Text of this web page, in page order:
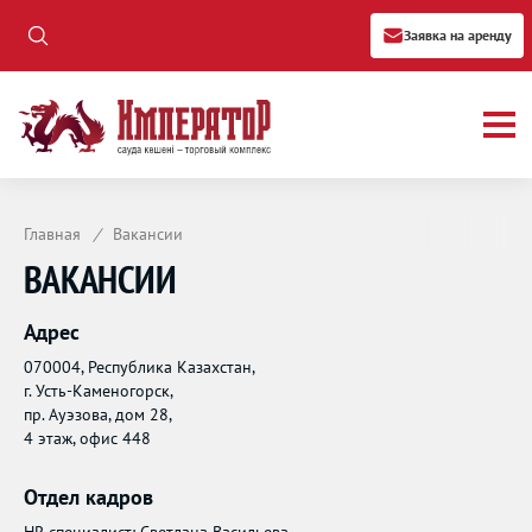
Заявка на аренду
Главная / Вакансии
ВАКАНСИИ
Адрес
070004, Республика Казахстан,
г. Усть-Каменогорск,
пр. Ауэзова, дом 28,
4 этаж, офис 448
Отдел кадров